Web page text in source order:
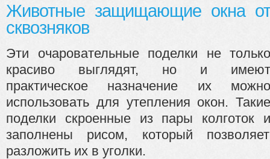
Животные защищающие окна от
сквозняков
Эти очаровательные поделки не только
красиво выглядят, но и имеют
практическое назначение их можно
использовать для утепления окон. Такие
поделки скроенные из пары колготок и
заполнены рисом, который
разложить их в уголки.